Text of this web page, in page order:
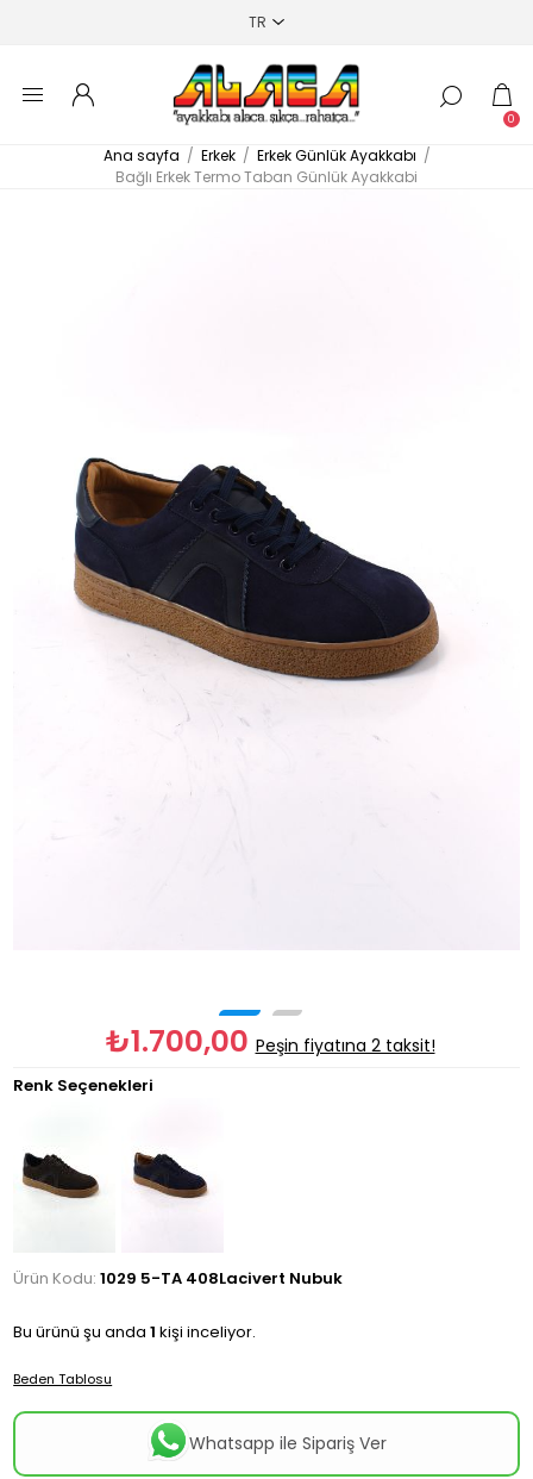
0
Ana sayfa / Erkek / Erkek Günlük Ayakkabı /
Bağlı Erkek Termo Taban Günlük Ayakkabi
₺1.700,00 Peşin fiyatına 2 taksit!
Renk Seçenekleri
Ürün Kodu: 1029 5-TA 408Lacivert Nubuk
Bu ürünü şu anda1 kişi inceliyor.
Beden Tablosu
Whatsapp ile Sipariş Ver